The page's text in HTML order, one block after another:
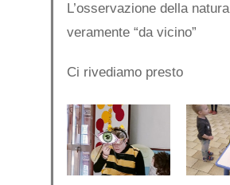
L’osservazione della natura
veramente “da vicino”
Ci rivediamo presto